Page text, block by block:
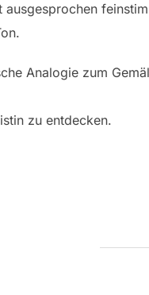
ausgesprochen
Analogie zum
zu entdecken.